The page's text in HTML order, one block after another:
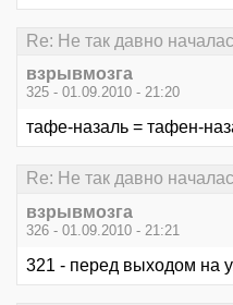
Re: Не так давно
взрывмозга
325 - 01.09.2010 - 21:20
тафе-назаль = тафен-
Re: Не так давно
взрывмозга
326 - 01.09.2010 - 21:21
321 - перед выходом на